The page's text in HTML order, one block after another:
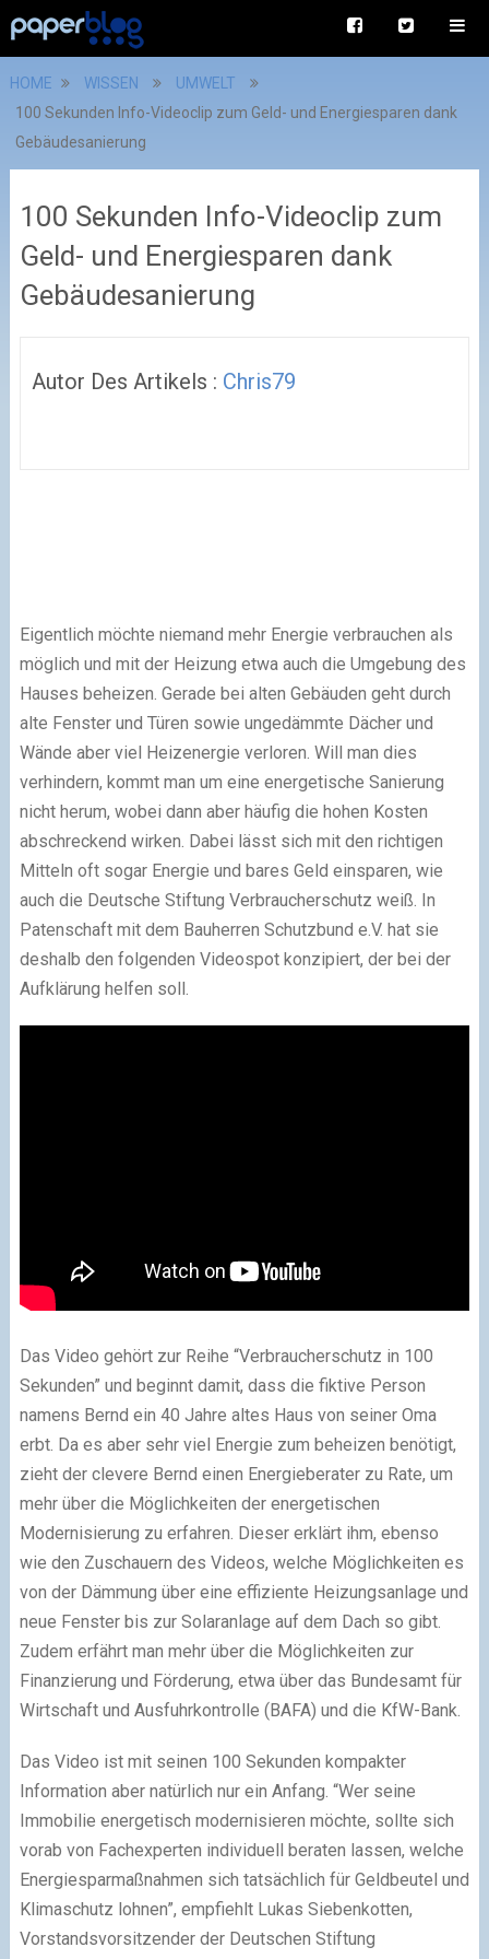
HOME WISSEN
UMWELT
100 Sekunden Info-Videoclip zum Geld- und Energiesparen dank
Gebäudesanierung
100 Sekunden Info-Videoclip zum
Geld- und Energiesparen dank
Gebäudesanierung
Autor Des Artikels : Chris79
Eigentlich möchte niemand mehr Energie verbrauchen als
möglich und mit der Heizung etwa auch die Umgebung des
Hauses beheizen. Gerade bei alten Gebäuden geht durch
alte Fenster und Türen sowie ungedämmte Dächer und
Wände aber viel Heizenergie verloren. Will man dies
verhindern, kommt man um eine energetische Sanierung
nicht herum, wobei dann aber häufig die hohen Kosten
abschreckend wirken. Dabei lässt sich mit den richtigen
Mitteln oft sogar Energie und bares Geld einsparen, wie
auch die Deutsche Stiftung Verbraucherschutz weiß. In
Patenschaft mit dem Bauherren Schutzbund e.V. hat sie
deshalb den folgenden Videospot konzipiert, der bei der
Aufklärung helfen soll.
Das Video gehört zur Reihe “Verbraucherschutz in 100
Sekunden” und beginnt damit, dass die fiktive Person
namens Bernd ein 40 Jahre altes Haus von seiner Oma
erbt. Da es aber sehr viel Energie zum beheizen benötigt,
zieht der clevere Bernd einen Energieberater zu Rate, um
mehr über die Möglichkeiten der energetischen
Modernisierung zu erfahren. Dieser erklärt ihm, ebenso
wie den Zuschauern des Videos, welche Möglichkeiten es
von der Dämmung über eine effiziente Heizungsanlage und
neue Fenster bis zur Solaranlage auf dem Dach so gibt.
Zudem erfährt man mehr über die Möglichkeiten zur
Finanzierung und Förderung, etwa über das Bundesamt für
Wirtschaft und Ausfuhrkontrolle (BAFA) und die KfW-Bank.
Das Video ist mit seinen 100 Sekunden kompakter
Information aber natürlich nur ein Anfang. “Wer seine
Immobilie energetisch modernisieren möchte, sollte sich
vorab von Fachexperten individuell beraten lassen, welche
Energiesparmaßnahmen sich tatsächlich für Geldbeutel und
Klimaschutz lohnen”, empfiehlt Lukas Siebenkotten,
Vorstandsvorsitzender der Deutschen Stiftung